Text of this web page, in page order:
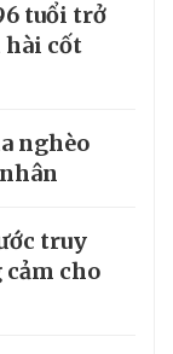
tuổi trở
hài cốt
nghèo
truy
cho